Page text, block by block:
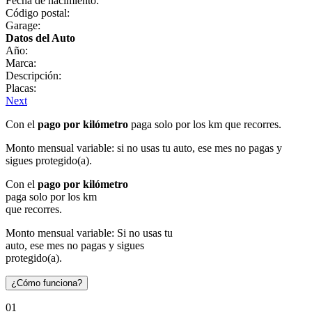
Código postal:
Garage:
Datos del Auto
Año:
Marca:
Descripción:
Placas:
Next
Con el pago por kilómetro paga solo por los km que recorres.
Monto mensual variable: si no usas tu auto, ese mes no pagas y
sigues protegido(a).
Con el pago por kilómetro
paga solo por los km
que recorres.
Monto mensual variable: Si no usas tu
auto, ese mes no pagas y sigues
protegido(a).
¿Cómo funciona?
01